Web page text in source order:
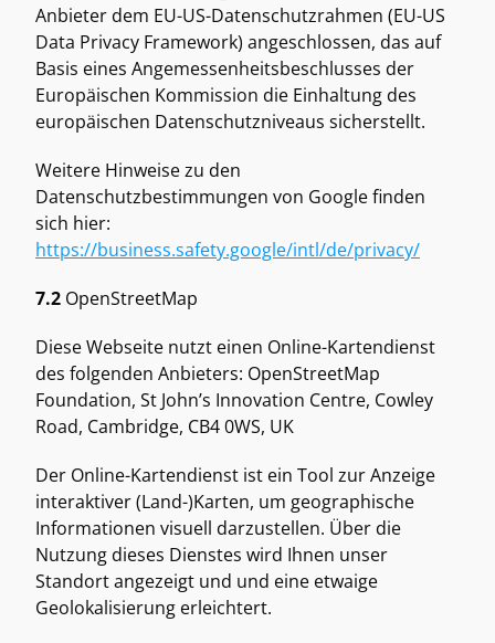
Anbieter dem EU-US-Datenschutzrahmen (EU-US
Data Privacy Framework) angeschlossen, das auf
Basis eines Angemessenheitsbeschlusses der
Europäischen Kommission die Einhaltung des
europäischen Datenschutzniveaus sicherstellt.
Weitere Hinweise zu den
Datenschutzbestimmungen von Google finden
https://business.safety.google/intl/de/privacy/
7.2 OpenStreetMap
Diese Webseite nutzt einen Online-Kartendienst
des folgenden Anbieters: OpenStreetMap
Foundation, St John’s Innovation Centre, Cowley
Road, Cambridge, CB4 0WS, UK
Der Online-Kartendienst ist ein Tool zur Anzeige
interaktiver (Land-)Karten, um geographische
Informationen visuell darzustellen. Über die
Nutzung dieses Dienstes wird Ihnen unser
Standort angezeigt und und eine etwaige
Geolokalisierung erleichtert.